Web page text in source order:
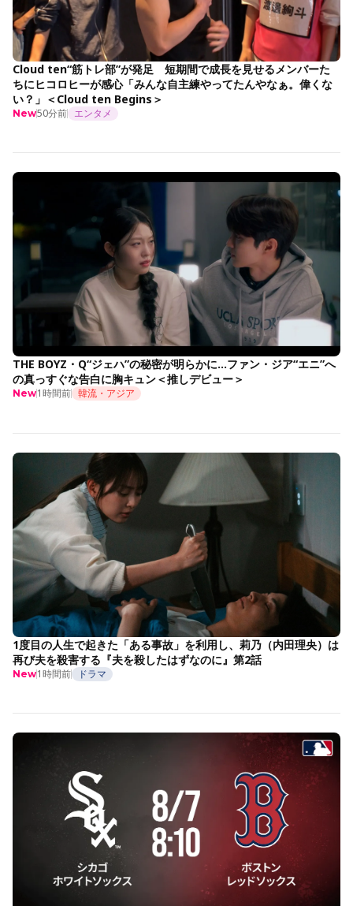
Cloud ten“筋トレ部”が発足 短期間で成長を見せるメンバーた
ちにヒコロヒーが感心「みんな自主練やってたんやなぁ。偉くな
い？」＜Cloud ten Begins＞
New50分前 エンタメ
THE BOYZ・Q“ジェハ”の秘密が明らかに…ファン・ジア“エニ”へ
の真っすぐな告白に胸キュン＜推しデビュー＞
New1時間前 韓流・アジア
1度目の人生で起きた「ある事故」を利用し、莉乃（内田理央）は
再び夫を殺害する『夫を殺したはずなのに』第2話
New1時間前 ドラマ